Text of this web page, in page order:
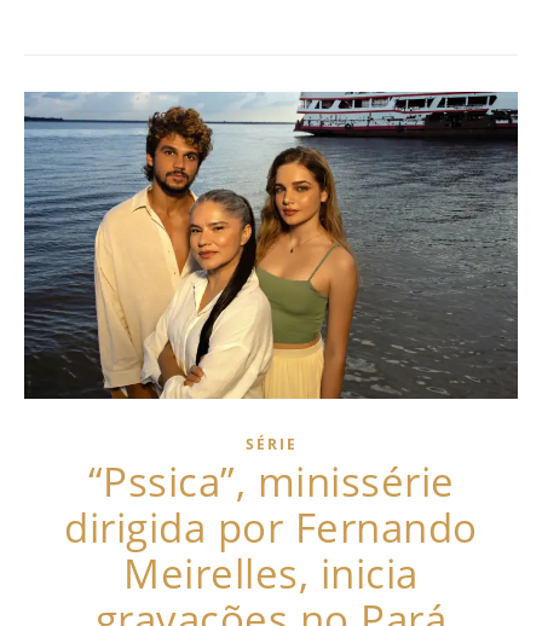
SÉRIE
“Pssica”, minissérie
dirigida por Fernando
Meirelles, inicia